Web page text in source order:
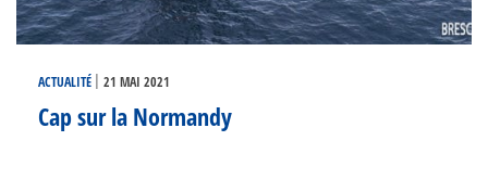
ACTUALITÉ | 21 MAI 2021
Cap sur la Normandy